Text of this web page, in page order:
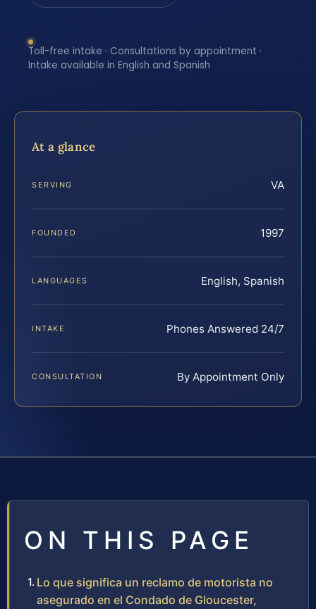
Toll-free intake · Consultations by appointment ·
Intake available in English and Spanish
At a glance
SERVING VA
FOUNDED 1997
LANGUAGES English, Spanish
INTAKE Phones Answered 24/7
CONSULTATION By Appointment Only
ON THIS PAGE
Lo que significa un reclamo de motorista no
asegurado en el Condado de Gloucester,